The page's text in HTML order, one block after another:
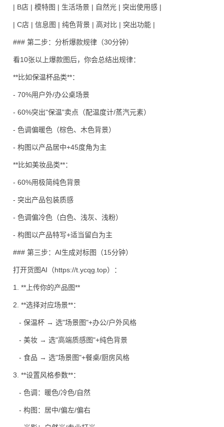
| B店 | 模特图 | 生活场景 | 自然光 | 突出使用感 |
| C店 | 信息图 | 纯色背景 | 高对比 | 突出功能 |
### 第二步：分析爆款规律（30分钟）
看10张以上爆款图后，你会总结出规律：
**比如保温杯品类**：
- 70%用户外/办公桌场景
- 60%突出"保温"卖点（配温度计/蒸汽元素）
- 色调偏暖色（棕色、木色背景）
- 构图以产品居中+45度角为主
**比如美妆品类**：
- 60%用极简纯色背景
- 突出产品包装质感
- 色调偏冷色（白色、浅灰、浅粉）
- 构图以产品特写+适当留白为主
### 第三步：AI生成对标图（15分钟）
打开货图AI（https://t.ycqg.top）：
1. **上传你的产品图**
2. **选择对应场景**：
- 保温杯 → 选"场景图"+办公/户外风格
- 美妆 → 选"高端质感图"+纯色背景
- 食品 → 选"场景图"+餐桌/厨房风格
3. **设置风格参数**：
- 色调：暖色/冷色/自然
- 构图：居中/偏左/偏右